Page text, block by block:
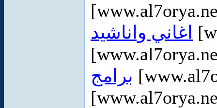
اغاني واناشيد
برامج